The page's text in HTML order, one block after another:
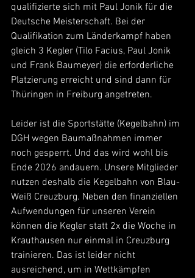
qualifizierte sich mit Paul Jonik für die
Deutsche Meisterschaft. Bei der
Qualifikation zum Länderkampf haben
gleich 3 Kegler (Tilo Facius, Paul Jonik
und Frank Baumeyer) die erforderliche
Platzierung erreicht und sind dann für
Thüringen in Freiburg angetreten.
Leider ist die Sportstätte (Kegelbahn) im
DGH wegen Baumaßnahmen immer
noch gesperrt. Und das wird wohl bis
Ende 2026 andauern. Unsere Mitglieder
nutzen deshalb die Kegelbahn von Blau-
Weiß Creuzburg. Neben den finanziellen
Aufwendungen für unseren Verein
können die Kegler statt 2x die Woche in
Krauthausen nur einmal in Creuzburg
trainieren. Das ist leider nicht
ausreichend, um in Wettkämpfen